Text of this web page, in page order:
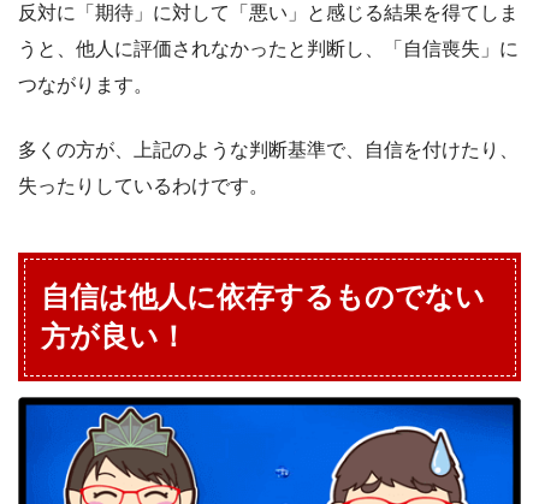
反対に「期待」に対して「悪い」と感じる結果を得てしま
うと、他人に評価されなかったと判断し、「自信喪失」に
つながります。
多くの方が、上記のような判断基準で、自信を付けたり、
失ったりしているわけです。
自信は他人に依存するものでない
方が良い！